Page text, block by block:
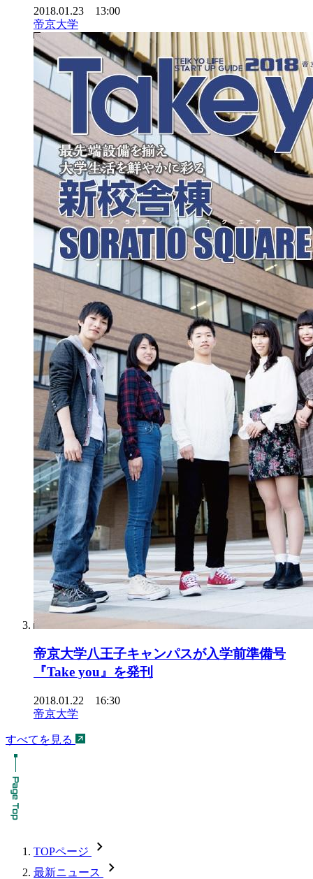
2018.01.23 13:00
帝京大学
帝京大学八王子キャンパスが入学前準備号
『Take you』を発刊
2018.01.22 16:30
帝京大学
すべてを見る
TOPページ chevron_forward
最新ニュース chevron_forward